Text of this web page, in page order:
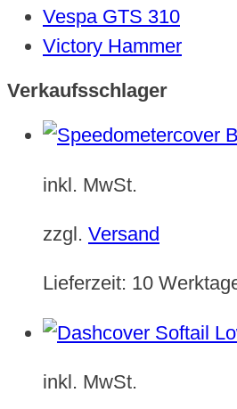
Vespa GTS 310
Victory Hammer
Verkaufsschlager
inkl. MwSt.
zzgl. Versand
Lieferzeit: 10
inkl. MwSt.